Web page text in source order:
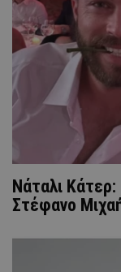
Νάταλι
Στέφανο